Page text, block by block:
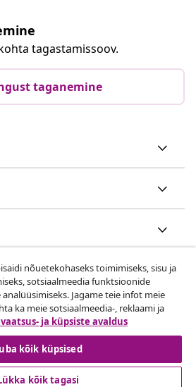
tagastamissoov.
taganemine
on vidaXL Marketplace
nõuetekohaseks toimimiseks, sisu ja
sotsiaalmeedia funktsioonide
Jagame teie infot meie
ka meie sotsiaalmeedia-, reklaami ja
ja küpsiste avaldus
kõik küpsised
kõik tagasi